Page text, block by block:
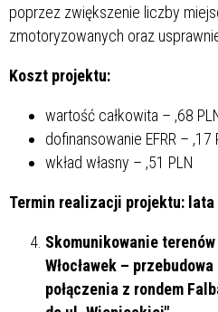
poprzez zwiększenie liczby
zmotoryzowanych oraz
Koszt projektu:
wartość całkowita – ,68
dofinansowanie EFRR – ,17
wkład własny – ,51 PLN
Termin realizacji projektu: lata
Skomunikowanie
Włocławek –
połączenia z rondem